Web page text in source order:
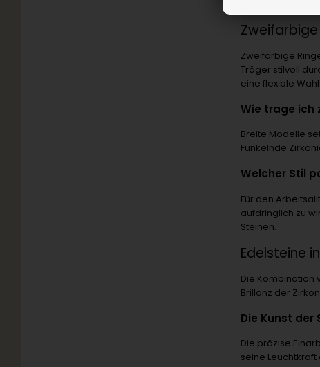
Menschen, die
Zweifarbige
Träger stilvoll
eine flexible
Wie trage ich
Breite Modelle
Funkelnde
Welcher Stil
Für den
aufdringlich zu
Steinen.
Edelsteine
Die Kombination
Brillanz der
Die Kunst der
Die präzise
seine